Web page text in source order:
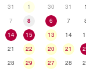
31
1
7
8
14
15
21
22
28
29
30
31 1
6
7
13
14
20
21
27
28